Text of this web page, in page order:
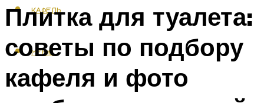
КАФЕЛЬ
МЕНЮ
Плитка для туалета:
советы по подбору
кафеля и фото